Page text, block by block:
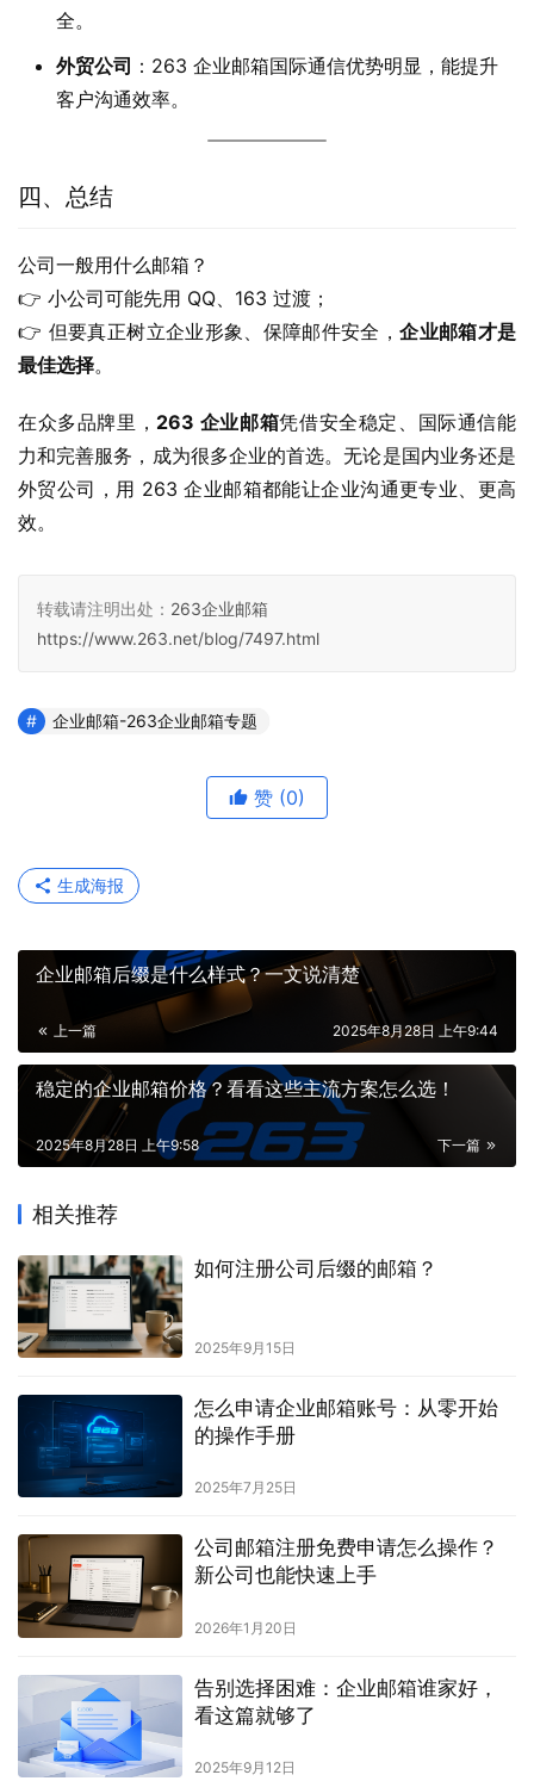
全。
外贸公司 ：263 企业邮箱国际通信优势明显，能提升
客户沟通效率。
四、总结
公司一般用什么邮箱？
👉 小公司可能先用 QQ、163 过渡；
👉 但要真正树立企业形象、保障邮件安全，企业邮箱才是
最佳选择。
在众多品牌里， 263 企业邮箱凭借安全稳定、国际通信能
力和完善服务，成为很多企业的首选。无论是国内业务还是
外贸公司，用 263 企业邮箱都能让企业沟通更专业、更高
效。
转载请注明出处： 263企业邮箱
https://www.263.net/blog/7497.html
企业邮箱-263企业邮箱专题
赞 (0)
生成海报
企业邮箱后缀是什么样式？一文说清楚
上一篇 2025年8月28日 上午9:44
稳定的企业邮箱价格？看看这些主流方案怎么选！
下一篇
2025年8月28日 上午9:58
相关推荐
如何注册公司后缀的邮箱？
2025年9月15日
怎么申请企业邮箱账号：从零开始
的操作手册
2025年7月25日
公司邮箱注册免费申请怎么操作？
新公司也能快速上手
2026年1月20日
告别选择困难：企业邮箱谁家好，
看这篇就够了
2025年9月12日